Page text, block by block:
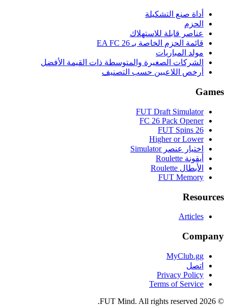
أداة صنع التشكيلة
الحزم
عناصر قابلة للاستهلاك
قائمة الحزم الخاصة بـ EA FC 26
مولد المباريات
الشركات الصغيرة والمتوسطة ذات القيمة الأفضل
أرخص اللاعبين حسب التصنيف
Games
FUT Draft Simulator
FC 26 Pack Opener
FUT Spins 26
Higher or Lower
اختيار عنصر Simulator
أيقونة Roulette
الأبطال Roulette
FUT Memory
Resources
Articles
Company
MyClub.gg
اتصل
Privacy Policy
Terms of Service
©
2026